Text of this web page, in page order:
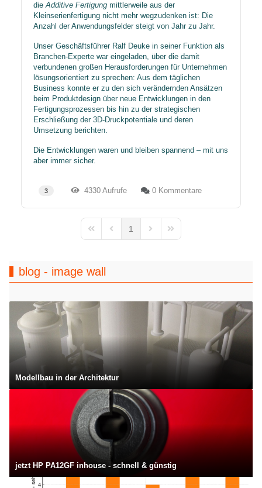
dieAdditive Fertigungmittlerweile aus der
Kleinserienfertigung nicht mehr wegzudenken ist: Die
Anzahl der Anwendungsfelder steigt von Jahr zu Jahr.
Unser Geschäftsführer Ralf Deuke in seiner Funktion als
Branchen-Experte war eingeladen, über die damit
verbundenen großen Herausforderungen für Unternehmen
lösungsorientiert zu sprechen: Aus dem täglichen
Business konnte er zu den sich verändernden Ansätzen
beim Produktdesign über neue Entwicklungen in den
Fertigungsprozessen bis hin zu der strategischen
Erschließung der 3D-Druckpotentiale und deren
Umsetzung berichten.
Die Entwicklungen waren und bleiben spannend – mit uns
aber immer sicher.
3 4330 Aufrufe 0 Kommentare
First PagePrevious Page
1
Next PageLast Page
blog - image wall
Modellbau in der Architektur
jetzt HP PA12GF inhouse - schnell & günstig